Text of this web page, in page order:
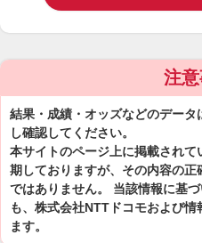
注
結果・成績・オッズなどのデー
し確認してください。
本サイトのページ上に掲載され
期しておりますが、その内容の
ではありません。 当該情報に基
も、株式会社NTTドコモおよび
ます。